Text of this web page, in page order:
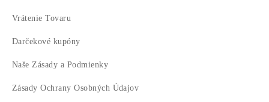
Vrátenie Tovaru
Darčekové kupóny
Naše Zásady a Podmienky
Zásady Ochrany Osobných Údajov